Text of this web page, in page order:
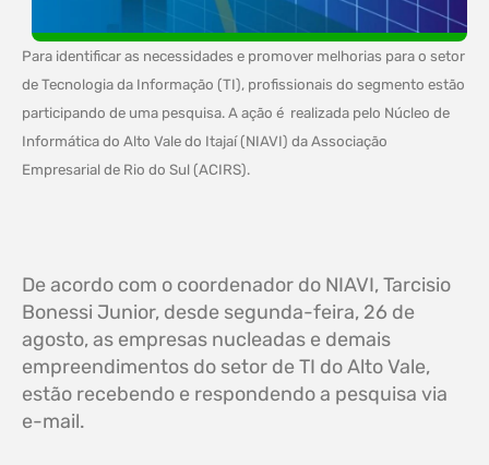
Para identificar as necessidades e promover melhorias para o setor
de Tecnologia da Informação (TI), profissionais do segmento estão
participando de uma pesquisa. A ação é realizada pelo Núcleo de
Informática do Alto Vale do Itajaí (NIAVI) da Associação
Empresarial de Rio do Sul (ACIRS).
De acordo com o coordenador do NIAVI, Tarcisio
Bonessi Junior, desde segunda-feira, 26 de
agosto, as empresas nucleadas e demais
empreendimentos do setor de TI do Alto Vale,
estão recebendo e respondendo a pesquisa via
e-mail.